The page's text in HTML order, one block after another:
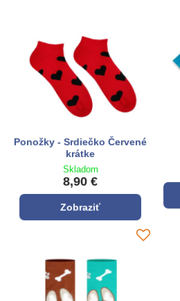
Ponožky - Srdiečko Červené
krátke
Skladom
8,90 €
Zobraziť